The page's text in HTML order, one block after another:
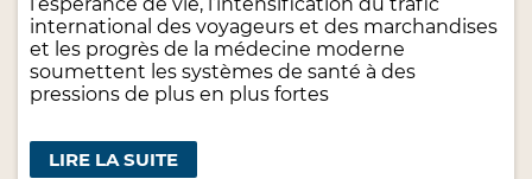
international des voyageurs et des marchandises
et les progrès de la médecine moderne
soumettent les systèmes de santé à des
pressions de plus en plus fortes
LIRE LA SUITE